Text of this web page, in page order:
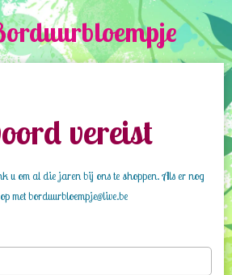
vereist
u om al die jaren bij ons te shoppen. Als er nog
met borduurbloempje@live.be